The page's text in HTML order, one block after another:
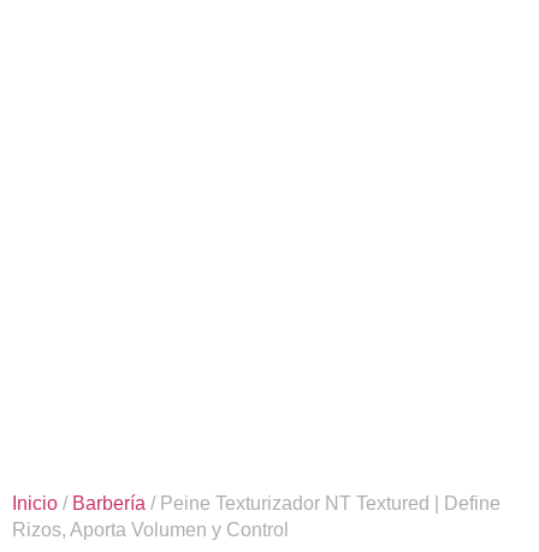
Inicio / Barbería / Peine Texturizador NT Textured | Define
Rizos, Aporta Volumen y Control